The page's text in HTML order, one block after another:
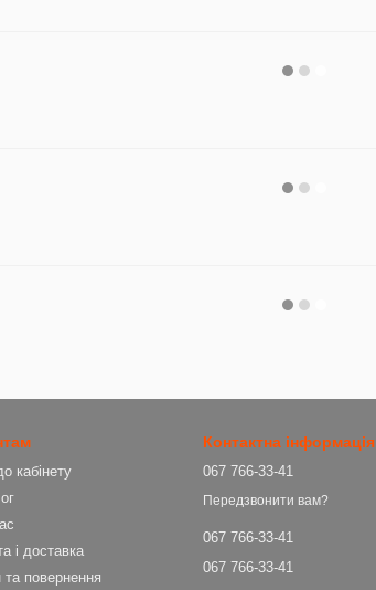
кабінету
і доставка
та повернення
Контактна інформація
067 766-33-41
Передзвонити вам?
067 766-33-41
067 766-33-41